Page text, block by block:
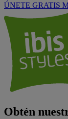
ÚNETE GRATIS
Obtén